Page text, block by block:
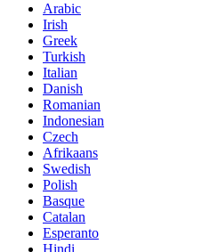
Arabic
Irish
Greek
Turkish
Italian
Danish
Romanian
Indonesian
Czech
Afrikaans
Swedish
Polish
Basque
Catalan
Esperanto